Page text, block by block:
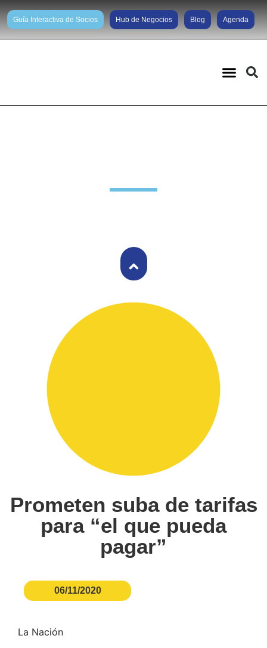
Guía Interactiva de Socios Hub de Negocios Blog Agenda
Prometen suba de tarifas
para “el que pueda
pagar”
06/11/2020
La Nación